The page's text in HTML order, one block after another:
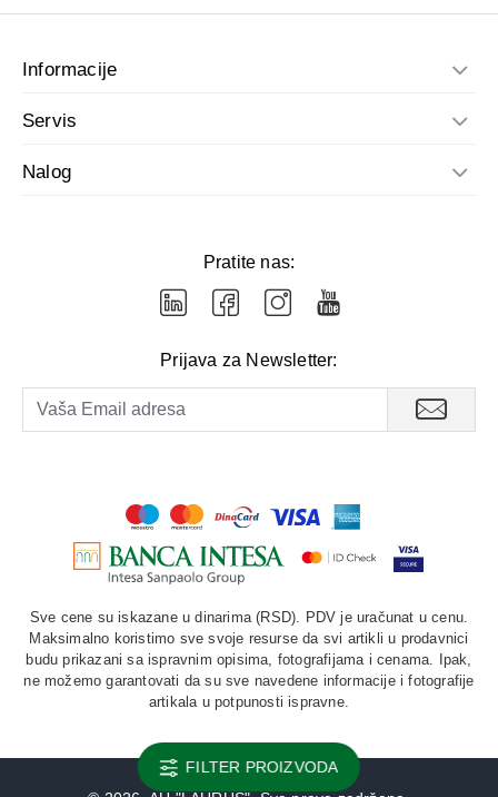
Informacije
Servis
Nalog
Pratite nas:
Prijava za Newsletter:
Sve cene su iskazane u dinarima (RSD). PDV je uračunat u cenu.
Maksimalno koristimo sve svoje resurse da svi artikli u prodavnici
budu prikazani sa ispravnim opisima, fotografijama i cenama. Ipak,
ne možemo garantovati da su sve navedene informacije i fotografije
artikala u potpunosti ispravne.
FILTER PROIZVODA